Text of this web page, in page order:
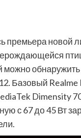
премьера новой
обнаружить
Базовый
Dimensity
с 67 до 45 Вт